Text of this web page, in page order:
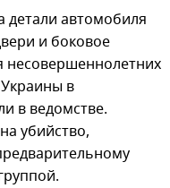
автомобиля
и боковое
несовершеннолетних
в
в ведомстве.
убийство,